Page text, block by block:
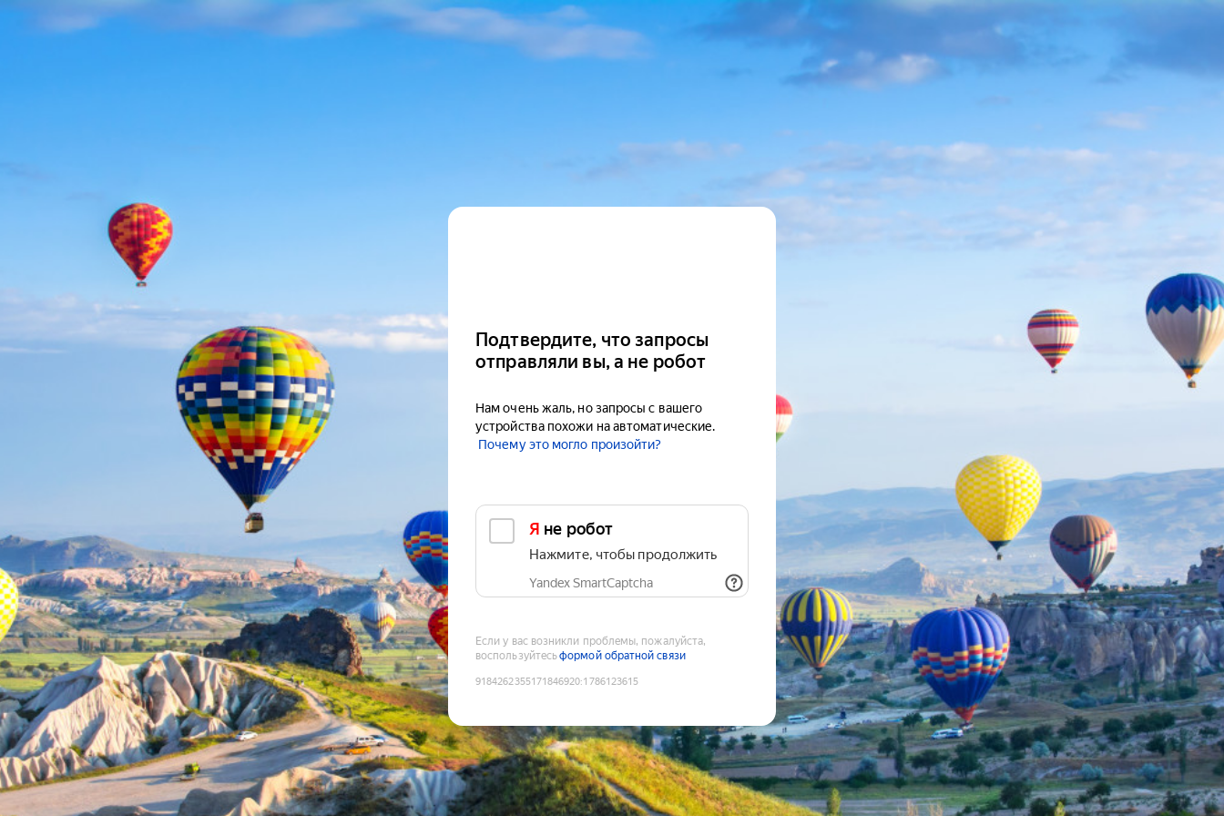
Подтвердите, что запросы
отправляли вы, а не робот
Нам очень жаль, но запросы с вашего
устройства похожи на автоматические.
Почему это могло произойти?
Я не робот
Нажмите, чтобы продолжить
Yandex SmartCaptcha
Если у вас возникли проблемы, пожалуйста,
воспользуйтесьформой обратной связи
9184262355171846920:1786123615